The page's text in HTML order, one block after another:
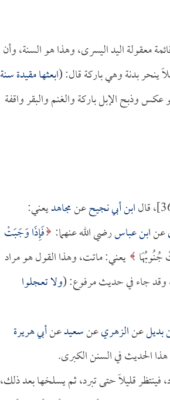
معقولة اليد اليسرى، وهذا هو السنة، وأن
ينحر بدنة وهي باركة قال: (ابعثها مقيدة سنة
عكس وذبح الإبل باركة والغنم والبقر واقفة
ابن أبي نجيحعنمجاهديعني:
عنابن عباسرضي الله عنهما: فَإِذَا وَجَبَتْ
يعني: ماتت، وهذا القول هو مراد
وقد جاء في حديث مرفوع: (ولا تعجلوا
بديلعنالزهريعنسعيدعنأبي هريرة
هذا الحديث في السنن الكبرى.
فينتظر قليلاً حتى تبرد، ثم يسلخها بعد ذلك،